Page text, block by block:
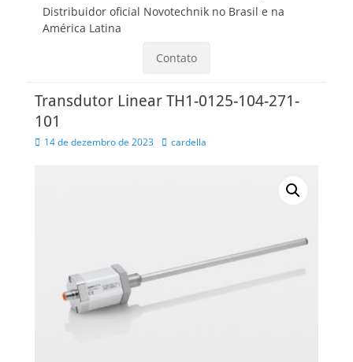
Distribuidor oficial Novotechnik no Brasil e na
América Latina
Contato
Transdutor Linear TH1-0125-104-271-
101
Posted
14 de dezembro de 2023 Autor
cardella